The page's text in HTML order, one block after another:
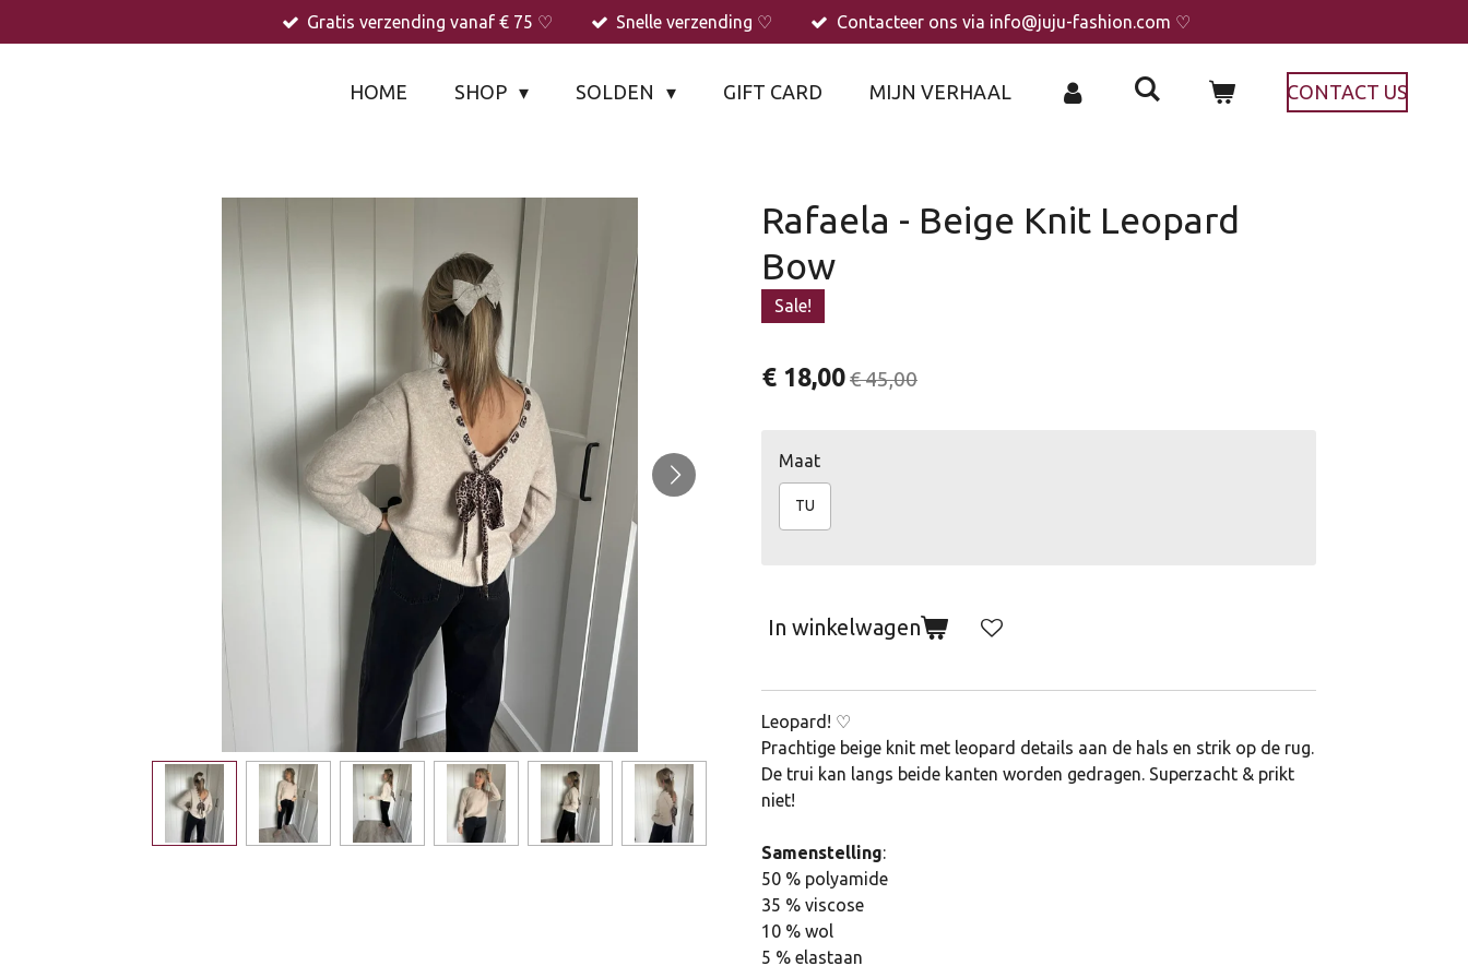
direct
Gratis verzending vanaf € 75 ♡ Snelle verzending ♡ Contacteer ons via info@juju-fashion.com ♡
HOME SHOP SOLDEN GIFT CARD MIJN VERHAAL CONTACT US
Rafaela - Beige Knit Leopard
Bow
Sale!
€ 18,00€ 45,00
Maat
TU
In winkelwagen
Leopard! ♡
Prachtige beige knit met leopard details aan de hals en strik op de rug.
De trui kan langs beide kanten worden gedragen. Superzacht & prikt
niet!
Samenstelling:
50 % polyamide
35 % viscose
10 % wol
5 % elastaan